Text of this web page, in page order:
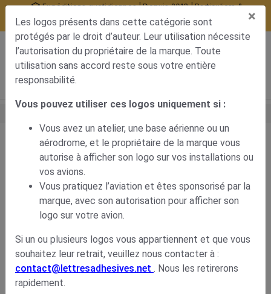
Expéditions quotidiennes | Depuis 2013 | Particuliers &
professionnels
10377 avis certifiés
Voir mon panier
Mon compteMenu de navigation
Stickers avion 18 résultat(s)
Produits affichés par page
Retour à la catégorie Stickers avion pour modélisme
Type de produit
Sticker
×
Les logos présents dans cette catégorie sont
protégés par le droit d’auteur. Leur utilisation nécessite
l’autorisation du propriétaire de la marque. Toute
utilisation sans accord reste sous votre entière
responsabilité.
Vous pouvez utiliser ces logos uniquement si :
Vous avez un atelier, une base aérienne ou un
aérodrome, et le propriétaire de la marque vous
autorise à afficher son logo sur vos installations ou
vos avions.
Vous pratiquez l’aviation et êtes sponsorisé par la
marque, avec son autorisation pour afficher son
logo sur votre avion.
Si un ou plusieurs logos vous appartiennent et que vous
souhaitez leur retrait, veuillez nous contacter à :
contact@lettresadhesives.net . Nous les retirerons
rapidement.